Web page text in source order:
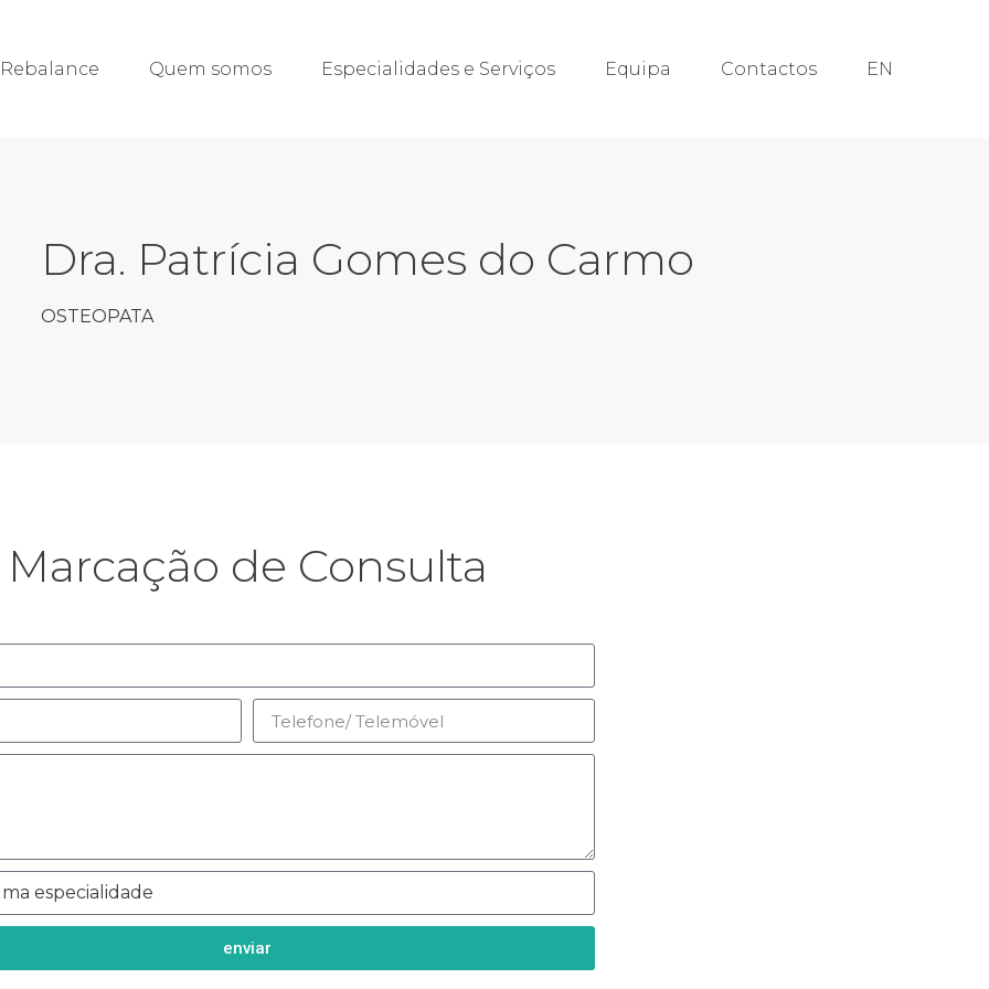
Quem somos Especialidades e Serviços Equipa Contactos EN
Dra. Patrícia Gomes do Carmo
OSTEOPATA
Marcação de Consulta
enviar